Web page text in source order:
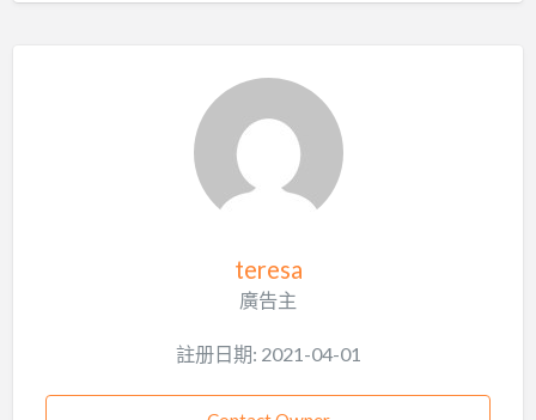
teresa
廣告主
註册日期: 2021-04-01